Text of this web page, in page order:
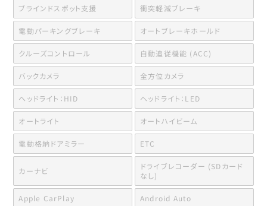
ブラインドスポット支援 衝突軽減ブレーキ
電動パーキングブレーキ オートブレーキホールド
クルーズコントロール 自動追従機能 (ACC)
バックカメラ 全方位カメラ
ヘッドライト：HID ヘッドライト：LED
オートライト オートハイビーム
電動格納ドアミラー ETC
カーナビ
ドライブレコーダー (SDカード
なし)
Apple CarPlay Android Auto